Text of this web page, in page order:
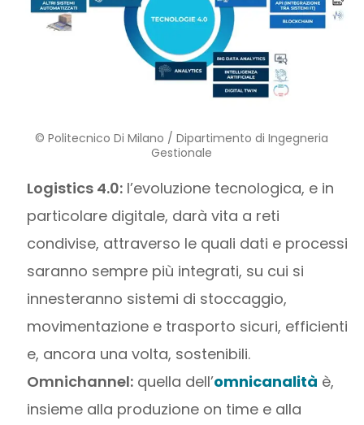
© Politecnico Di Milano / Dipartimento di Ingegneria
Gestionale
Logistics 4.0: l’evoluzione tecnologica, e in
particolare digitale, darà vita a reti
condivise, attraverso le quali dati e processi
saranno sempre più integrati, su cui si
innesteranno sistemi di stoccaggio,
movimentazione e trasporto sicuri, efficienti
e, ancora una volta, sostenibili.
Omnichannel: quella dell’omnicanalità è,
insieme alla produzione on time e alla